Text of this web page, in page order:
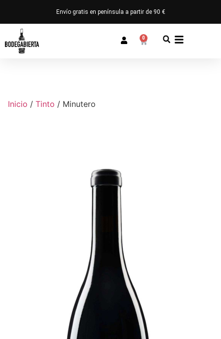
Envío gratis en península a partir de 90 €
0
Inicio / Tinto / Minutero